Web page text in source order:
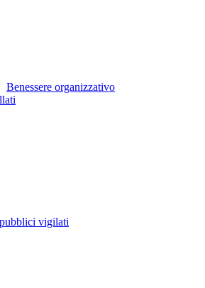
Benessere organizzativo
vigilati